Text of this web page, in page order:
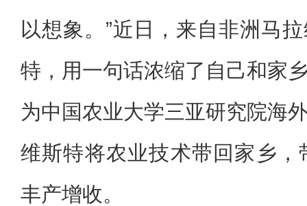
以想象。”近日，来自非洲马
特，用一句话浓缩了自己和家
为中国农业大学三亚研究院海
维斯特将农业技术带回家乡
丰产增收。